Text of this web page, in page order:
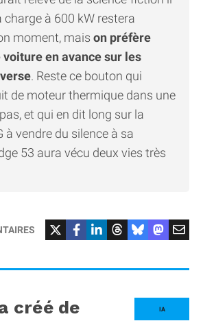
charge à 600 kW restera
moment, mais on préfère
en avance sur les
. Reste ce bouton qui
de moteur thermique dans une
et qui en dit long sur la
à vendre du silence à sa
53 aura vécu deux vies très
IA
créé de